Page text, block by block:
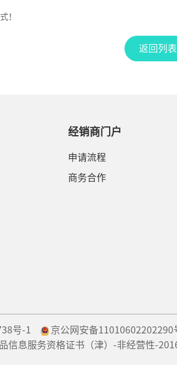
！
返回列表
经销商门户
申请流程
商务合作
号-1
京公网安备11010602202290
息服务资格证书（津）-非经营性-